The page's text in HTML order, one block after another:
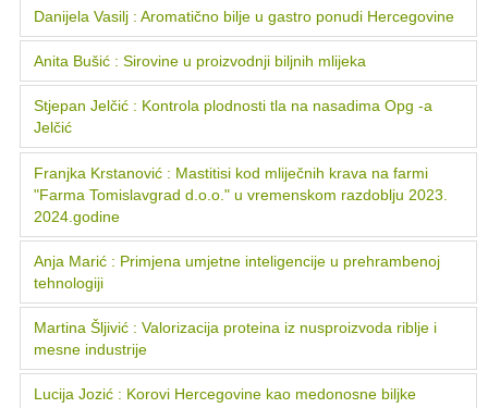
Danijela Vasilj : Aromatično bilje u gastro ponudi Hercegovine
Anita Bušić : Sirovine u proizvodnji biljnih mlijeka
Stjepan Jelčić : Kontrola plodnosti tla na nasadima Opg -a
Jelčić
Franjka Krstanović : Mastitisi kod mliječnih krava na farmi
"Farma Tomislavgrad d.o.o." u vremenskom razdoblju 2023.
2024.godine
Anja Marić : Primjena umjetne inteligencije u prehrambenoj
tehnologiji
Martina Šljivić : Valorizacija proteina iz nusproizvoda riblje i
mesne industrije
Lucija Jozić : Korovi Hercegovine kao medonosne biljke